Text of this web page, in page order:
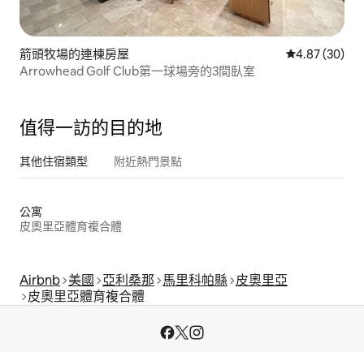
箭頭牧場的連棟房屋 從 30 則評價
4.87 (30)
Arrowhead Golf Club第一球場旁的3間臥室
值得一訪的目的地
其他住宿類型 附近熱門景點
公寓
皮奧里亞體育複合體
Airbnb 美國 亞利桑那 馬里科帕縣 皮奧里亞
皮奧里亞體育複合體